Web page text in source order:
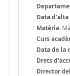
Data
Matèria:
Curs
Data de la
Drets
Director